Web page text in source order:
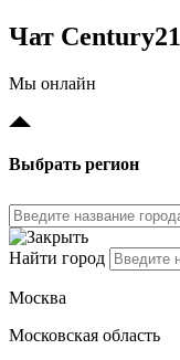
Чат Century21
Мы онлайн
Выбрать регион
Найти город
Москва
Московская область